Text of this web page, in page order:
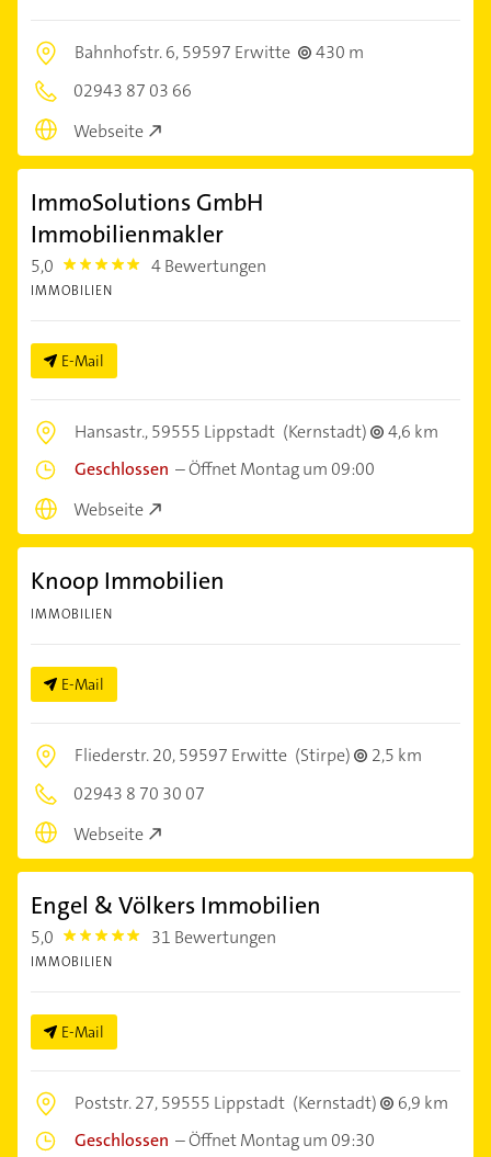
Bahnhofstr. 6,59597 Erwitte
430 m
02943 87 03 66
Webseite
ImmoSolutions GmbH
Immobilienmakler
5,0 5.0 4 Bewertungen
IMMOBILIEN
E-Mail
Hansastr.,59555 Lippstadt (Kernstadt)
4,6 km
Geschlossen –Öffnet Montag um 09:00
Webseite
Knoop Immobilien
IMMOBILIEN
E-Mail
Fliederstr. 20,59597 Erwitte (Stirpe)
2,5 km
02943 8 70 30 07
Webseite
Engel & Völkers Immobilien
5,0 5.0 31 Bewertungen
IMMOBILIEN
E-Mail
Poststr. 27,59555 Lippstadt (Kernstadt)
6,9 km
Geschlossen –Öffnet Montag um 09:30